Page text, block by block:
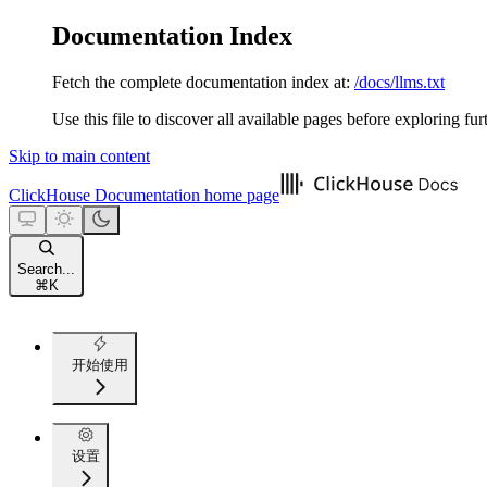
Documentation Index
Fetch the complete documentation index at: /docs/llms.txt
Use this file to discover all available pages before exploring
Skip to main content
ClickHouse Documentation home page
Search...
⌘ K
开始使用
设置